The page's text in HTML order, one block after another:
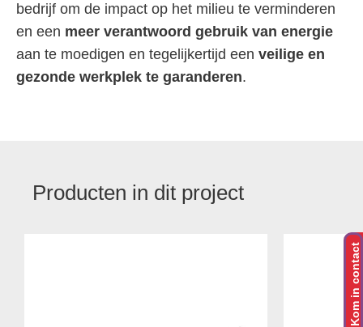
Kom in contact
bedrijf om de impact op het milieu te verminderen
en een meer verantwoord gebruik van energie
aan te moedigen en tegelijkertijd een veilige en
gezonde werkplek te garanderen.
Producten in dit project